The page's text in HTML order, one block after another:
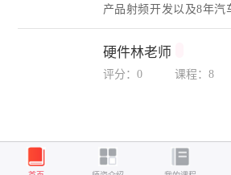
产品射频开发以及8年汽
拥有多款百万级汽车量
计等，专注于技术交流与
射频入门实战、27种常见
硬件林老师
评分：0 课程：8